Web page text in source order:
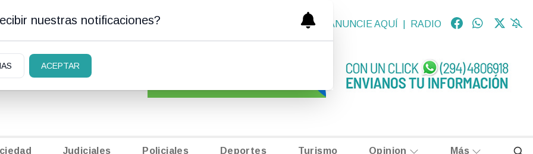
CARLOS DE BARILOCHE CLASIFICADOS NECROLÓGICAS ANUNCIE AQUÍ RADIO
Judiciales Policiales Deportes Turismo Opinion Más
nuestras notificaciones?
ACEPTAR